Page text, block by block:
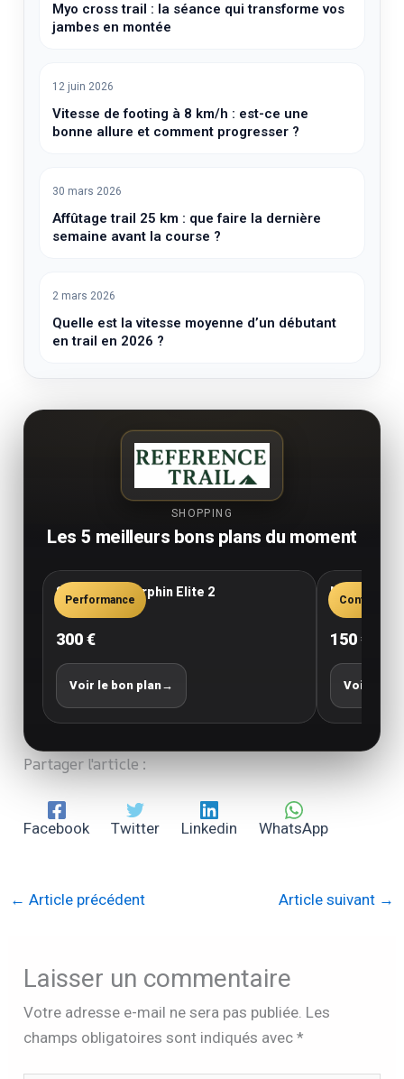
Myo cross trail : la séance qui transforme vos
jambes en montée
12 juin 2026
Vitesse de footing à 8 km/h : est-ce une
bonne allure et comment progresser ?
30 mars 2026
Affûtage trail 25 km : que faire la dernière
semaine avant la course ?
2 mars 2026
Quelle est la vitesse moyenne d’un débutant
en trail en 2026 ?
SHOPPING
Les 5 meilleurs bons plans du moment
Performance
Saucony Endorphin Elite 2
300 €
Voir le bon plan→
Confort
New
150 €
Voir le
Partager l'article :
Facebook Twitter Linkedin WhatsApp
← Article précédent Article suivant →
Laisser un commentaire
Votre adresse e-mail ne sera pas publiée. Les
champs obligatoires sont indiqués avec*